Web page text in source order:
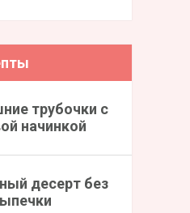
трубочки с
начинкой
десерт без